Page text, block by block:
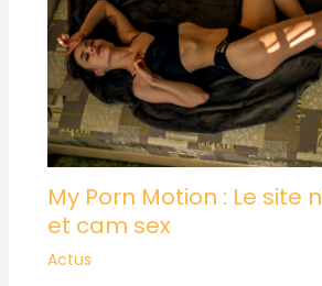
My Porn Motion : Le site
et cam sex
Actus